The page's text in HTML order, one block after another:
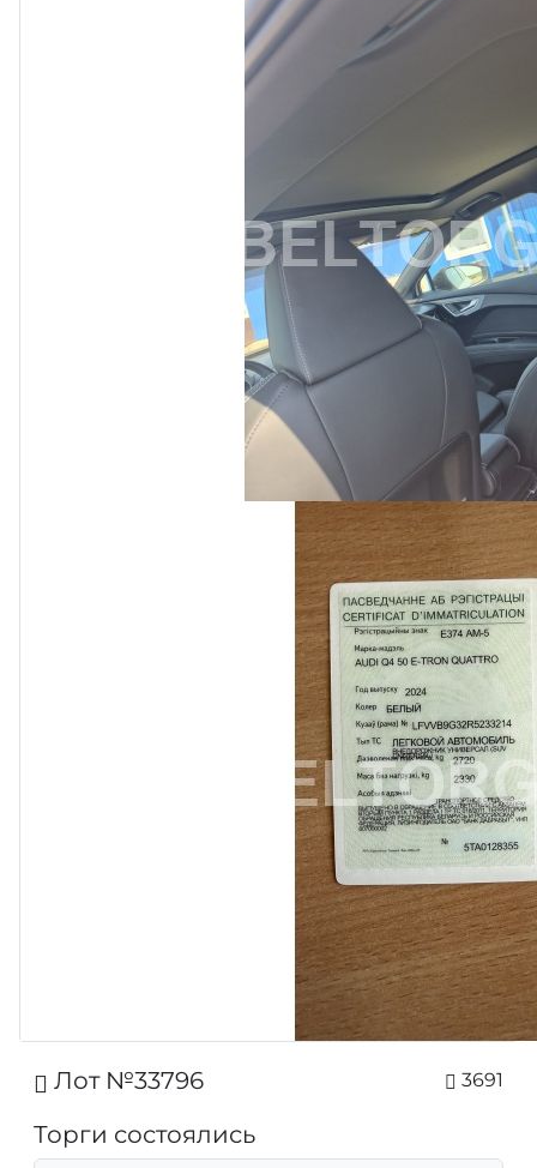
Лот №33796 3691
Торги состоялись